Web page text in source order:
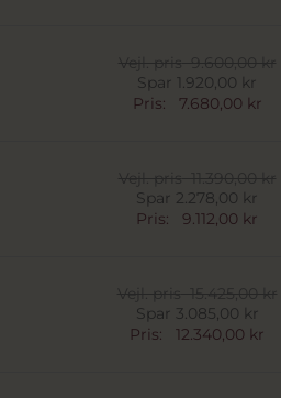
Vejl. pris9.600,00 kr
Spar 1.920,00 kr
Pris:
7.680,00 kr
Vejl. pris11.390,00 kr
Spar 2.278,00 kr
Pris:
9.112,00 kr
Vejl. pris15.425,00 kr
Spar 3.085,00 kr
Pris:
12.340,00 kr